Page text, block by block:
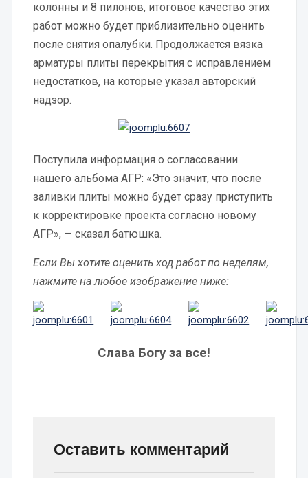
колонны и 8 пилонов, итоговое качество этих
работ можно будет приблизительно оценить
после снятия опалубки. Продолжается вязка
арматуры плиты перекрытия с исправлением
недостатков, на которые указал авторский
надзор.
Поступила информация о согласовании
нашего альбома АГР: «Это значит, что после
заливки плиты можно будет сразу приступить
к корректировке проекта согласно новому
АГР», — сказал батюшка.
Если Вы хотите оценить ход работ по неделям,
нажмите на любое изображение ниже:
Слава Богу за все!
Оставить комментарий